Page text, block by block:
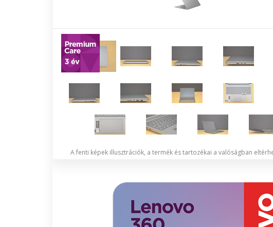
A fenti képek illusztrációk, a termék és tartozékai a valóságban